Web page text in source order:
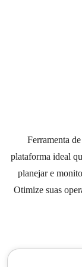
Ferramenta
plataforma ideal
planejar e
Otimize suas